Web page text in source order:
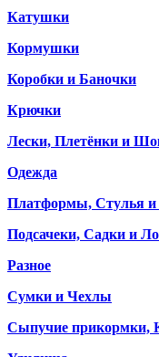
Катушки
Кормушки
Коробки и Баночки
Крючки
Лески, Плетёнки и
Одежда
Платформы, Стулья и
Подсачеки, Садки и
Разное
Сумки и Чехлы
Сыпучие прикормки,